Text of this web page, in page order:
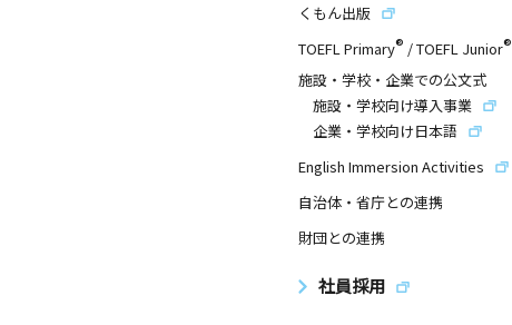
くもん出版
TOEFL Primary® /TOEFL Junior®
施設・学校・企業での公文式
施設・学校向け導入事業
企業・学校向け日本語
English Immersion Activities
自治体・省庁との連携
財団との連携
社員採用